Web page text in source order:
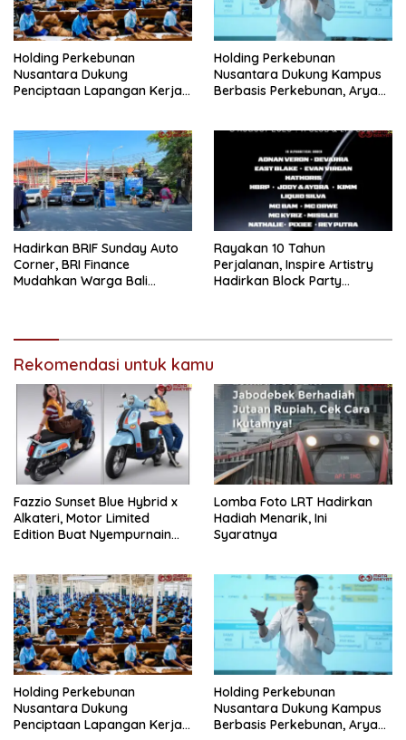
Holding Perkebunan
Nusantara Dukung
Penciptaan Lapangan Kerja,
Holding Perkebunan
Nusantara Dukung Kampus
Berbasis Perkebunan, Arya
Pertama Magister ITSI
Hadirkan BRIF Sunday Auto
Corner, BRI Finance
Mudahkan Warga Bali
Rayakan 10 Tahun
Perjalanan, Inspire Artistry
Hadirkan Block Party
Rekomendasi untuk kamu
Fazzio Sunset Blue Hybrid x
Alkateri, Motor Limited
Edition Buat Nyempurnain
Lomba Foto LRT Hadirkan
Hadiah Menarik, Ini
Syaratnya
Holding Perkebunan
Nusantara Dukung
Penciptaan Lapangan Kerja,
Holding Perkebunan
Nusantara Dukung Kampus
Berbasis Perkebunan, Arya